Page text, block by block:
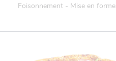
Foisonnement - Mise en forme